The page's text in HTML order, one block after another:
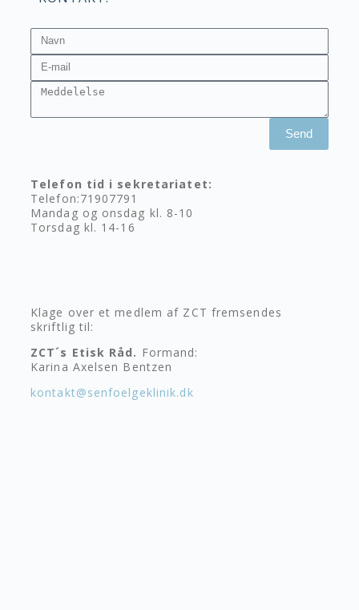
Send
Telefon tid i sekretariatet:
Telefon:71907791
Mandag og onsdag kl. 8-10
Torsdag kl. 14-16
Klage over et medlem af ZCT fremsendes
skriftlig til:
ZCT´s Etisk Råd. Formand:
Karina Axelsen Bentzen
kontakt@senfoelgeklinik.dk